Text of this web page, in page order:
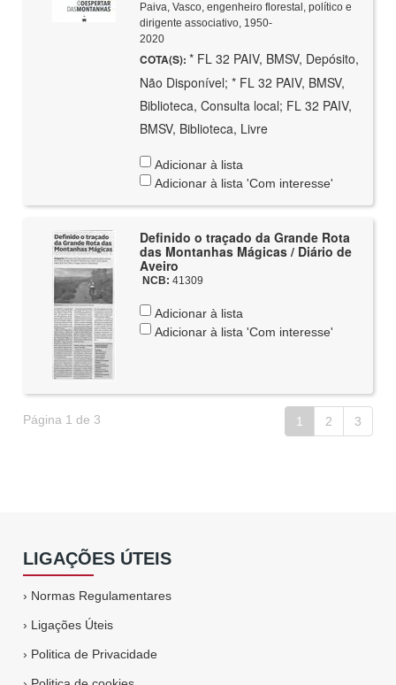
Paiva, Vasco, engenheiro florestal, político e
dirigente associativo, 1950-
2020
COTA(S): * FL 32 PAIV, BMSV, Depósito,
Não Disponível; * FL 32 PAIV, BMSV,
Biblioteca, Consulta local; FL 32 PAIV,
BMSV, Biblioteca, Livre
Adicionar à lista
Adicionar à lista 'Com interesse'
Definido o traçado da Grande Rota
das Montanhas Mágicas / Diário de
Aveiro
NCB: 41309
Adicionar à lista
Adicionar à lista 'Com interesse'
Página 1 de 3 1 2 3
LIGAÇÕES ÚTEIS
› Normas Regulamentares
› Ligações Úteis
› Politica de Privacidade